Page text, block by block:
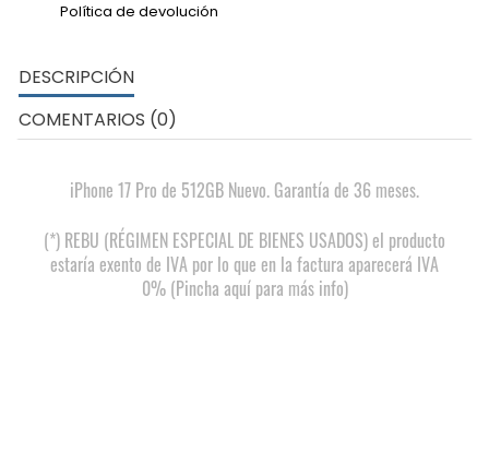
Política de devolución
DESCRIPCIÓN
COMENTARIOS (0)
iPhone 17 Pro de 512GB Nuevo. Garantía de 36 meses.
(*) REBU (RÉGIMEN ESPECIAL DE BIENES USADOS) el producto
estaría exento de IVA por lo que en la factura aparecerá IVA
0% (Pincha aquí para más info)